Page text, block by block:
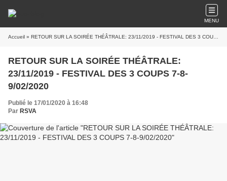
MENU
Accueil » RETOUR SUR LA SOIRÉE THÉÂTRALE: 23/11/2019 - FESTIVAL DES 3 COUPS 7-8-9/02/2020
RETOUR SUR LA SOIRÉE THÉÂTRALE:
23/11/2019 - FESTIVAL DES 3 COUPS 7-8-
9/02/2020
Publié le 17/01/2020 à 16:48
Par RSVA